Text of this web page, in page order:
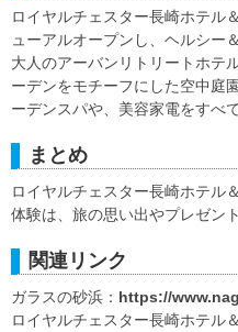
ロイヤルチェスター長崎ホテル
ューアルオープンし、ヘルシー
大人のアーバンリトリートホテ
ーデンをモチーフにした空中庭
ーデンスパや、美容家電をすべ
まとめ
ロイヤルチェスター長崎ホテル
体験は、旅の思い出やプレゼン
関連リンク
ガラスの砂浜： https://
ロイヤルチェスター長崎ホテル